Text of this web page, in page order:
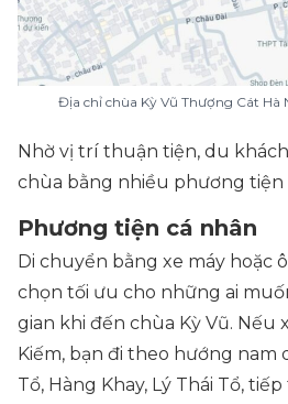
Địa chỉ chùa Kỳ Vũ Thượng Cát Hà
Nhờ vị trí thuận tiện, du
chùa bằng nhiều phương tiện
Phương tiện cá nhân
Di chuyển bằng xe máy hoặc
chọn tối ưu cho những ai
gian khi đến chùa Kỳ Vũ. Nếu
Kiếm, bạn đi theo hướng nam
Tổ, Hàng Khay, Lý Thái Tổ,